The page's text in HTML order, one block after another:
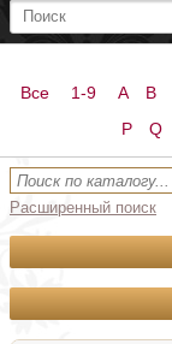
Все 1-9 A B
P
Q
Расширенный поиск